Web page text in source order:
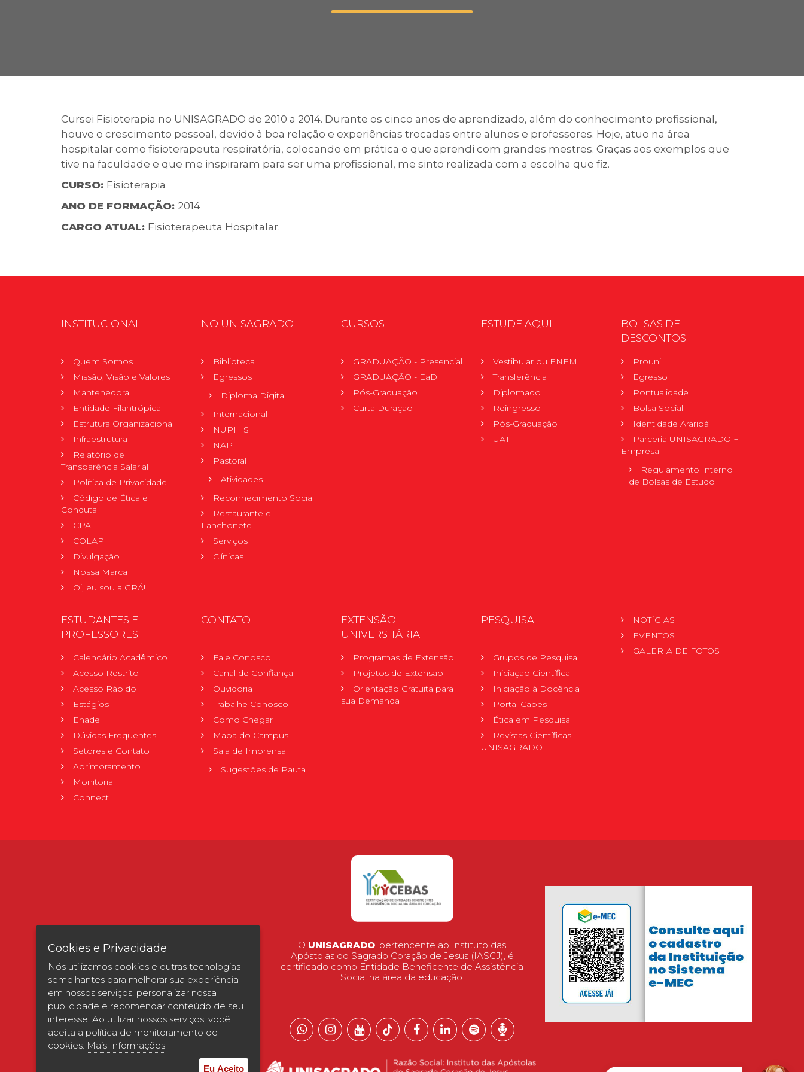
Reingresso UATI
Cursei Fisioterapia no UNISAGRADO de 2010 a 2014. Durante os cinco anos de aprendizado, além do conhecimento profissional,
houve o crescimento pessoal, devido à boa relação e experiências trocadas entre alunos e professores. Hoje, atuo na área
hospitalar como fisioterapeuta respiratória, colocando em prática o que aprendi com grandes mestres. Graças aos exemplos que
tive na faculdade e que me inspiraram para ser uma profissional, me sinto realizada com a escolha que fiz.
CURSO: Fisioterapia
ANO DE FORMAÇÃO: 2014
CARGO ATUAL: Fisioterapeuta Hospitalar.
INSTITUCIONAL
Quem Somos
Missão, Visão e Valores
Mantenedora
Entidade Filantrópica
Estrutura Organizacional
Infraestrutura
Relatório de
Transparência Salarial
Política de Privacidade
Código de Ética e
Conduta
CPA
COLAP
Divulgação
Nossa Marca
Oi, eu sou a GRÁ!
NO UNISAGRADO
Biblioteca
Egressos
Diploma Digital
Internacional
NUPHIS
NAPI
Pastoral
Atividades
Reconhecimento Social
Restaurante e
Lanchonete
Serviços
Clínicas
CURSOS
GRADUAÇÃO - Presencial
GRADUAÇÃO - EaD
Pós-Graduação
Curta Duração
ESTUDE AQUI
Vestibular ou ENEM
Transferência
Diplomado
Reingresso
Pós-Graduação
UATI
BOLSAS DE
DESCONTOS
Prouni
Egresso
Pontualidade
Bolsa Social
Identidade Araribá
Parceria UNISAGRADO +
Empresa
Regulamento Interno
de Bolsas de Estudo
ESTUDANTES E
PROFESSORES
Calendário Acadêmico
Acesso Restrito
Acesso Rápido
Estágios
Enade
Dúvidas Frequentes
Setores e Contato
Aprimoramento
Monitoria
Connect
CONTATO
Fale Conosco
Canal de Confiança
Ouvidoria
Trabalhe Conosco
Como Chegar
Mapa do Campus
Sala de Imprensa
Sugestões de Pauta
EXTENSÃO
UNIVERSITÁRIA
Programas de Extensão
Projetos de Extensão
Orientação Gratuita para
sua Demanda
PESQUISA
Grupos de Pesquisa
Iniciação Científica
Iniciação à Docência
Portal Capes
Ética em Pesquisa
Revistas Científicas
UNISAGRADO
NOTÍCIAS
EVENTOS
GALERIA DE FOTOS
Verificada por
O UNISAGRADO, pertencente ao Instituto das
Apóstolas do Sagrado Coração de Jesus (IASCJ), é
certificado como Entidade Beneficente de Assistência
Social na área da educação.
Cookies e Privacidade
Nós utilizamos cookies e outras tecnologias
semelhantes para melhorar sua experiência
em nossos serviços, personalizar nossa
publicidade e recomendar conteúdo de seu
interesse. Ao utilizar nossos serviços, você
aceita a política de monitoramento de
cookies. Mais Informações
Eu Aceito